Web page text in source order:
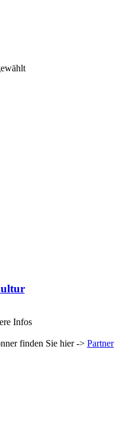
Infos
finden Sie hier -> Partner